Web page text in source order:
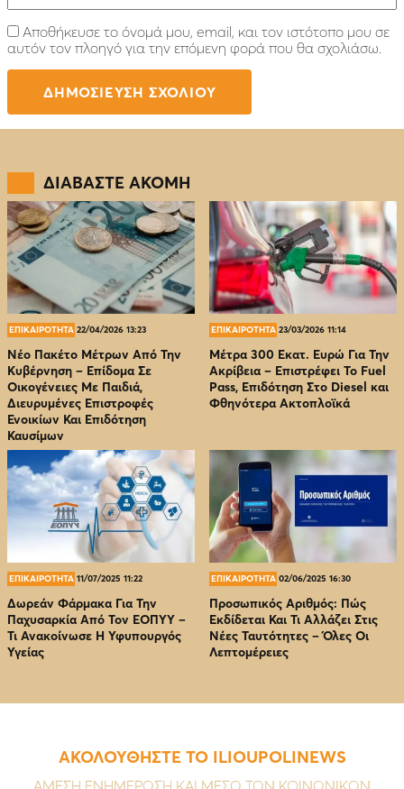
Αποθήκευσε το όνομά μου, email, και τον ιστότοπο μου σε
αυτόν τον πλοηγό για την επόμενη φορά που θα σχολιάσω.
ΔΙΑΒΑΣΤΕ ΑΚΟΜΗ
ΕΠΙΚΑΙΡΟΤΗΤΑ 22/04/2026 13:23
Νέο Πακέτο Μέτρων Από Την
Κυβέρνηση – Επίδομα Σε
Οικογένειες Με Παιδιά,
Διευρυμένες Επιστροφές
Ενοικίων Και Επιδότηση
Καυσίμων
ΕΠΙΚΑΙΡΟΤΗΤΑ 23/03/2026 11:14
Μέτρα 300 Εκατ. Ευρώ Για Την
Ακρίβεια – Επιστρέφει Το Fuel
Pass, Επιδότηση Στο Diesel και
Φθηνότερα Ακτοπλοϊκά
ΕΠΙΚΑΙΡΟΤΗΤΑ 11/07/2025 11:22
Δωρεάν Φάρμακα Για Την
Παχυσαρκία Από Τον EOΠΥΥ –
Τι Ανακοίνωσε Η Υφυπουργός
Υγείας
ΕΠΙΚΑΙΡΟΤΗΤΑ 02/06/2025 16:30
Προσωπικός Αριθμός: Πώς
Εκδίδεται Και Τι Αλλάζει Στις
Νέες Ταυτότητες – Όλες Οι
Λεπτομέρειες
ΑΚΟΛΟΥΘΗΣΤΕ ΤΟ ILIOUPOLINEWS
ΑΜΕΣΗ ΕΝΗΜΕΡΩΣΗ ΚΑΙ ΜΕΣΩ ΤΩΝ ΚΟΙΝΩΝΙΚΩΝ